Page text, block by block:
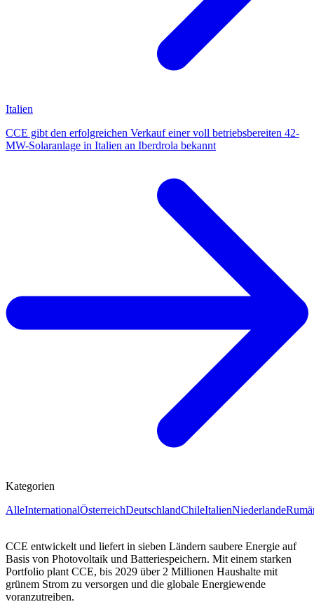
Italien
CCE gibt den erfolgreichen Verkauf einer voll betriebsbereiten 42-
MW-Solaranlage in Italien an Iberdrola bekannt
Kategorien
AlleInternationalÖsterreichDeutschlandChileItalienNiederlande
CCE entwickelt und liefert in sieben Ländern saubere Energie auf
Basis von Photovoltaik und Batteriespeichern. Mit einem starken
Portfolio plant CCE, bis 2029 über 2 Millionen Haushalte mit
grünem Strom zu versorgen und die globale Energiewende
voranzutreiben.